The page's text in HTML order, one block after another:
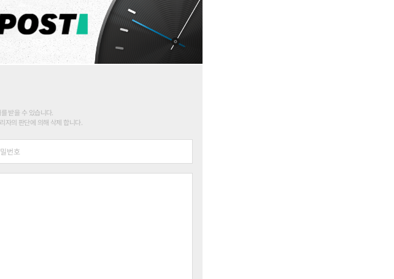
받을 수 있습니다.
자의 판단에 의해 삭제 합니다.